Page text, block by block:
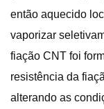
então aquecido
vaporizar
fiação CNT foi
resistência da
alterando as